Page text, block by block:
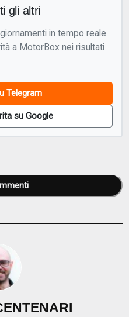
gli altri
in tempo reale
a MotorBox nei risultati
Telegram
su Google